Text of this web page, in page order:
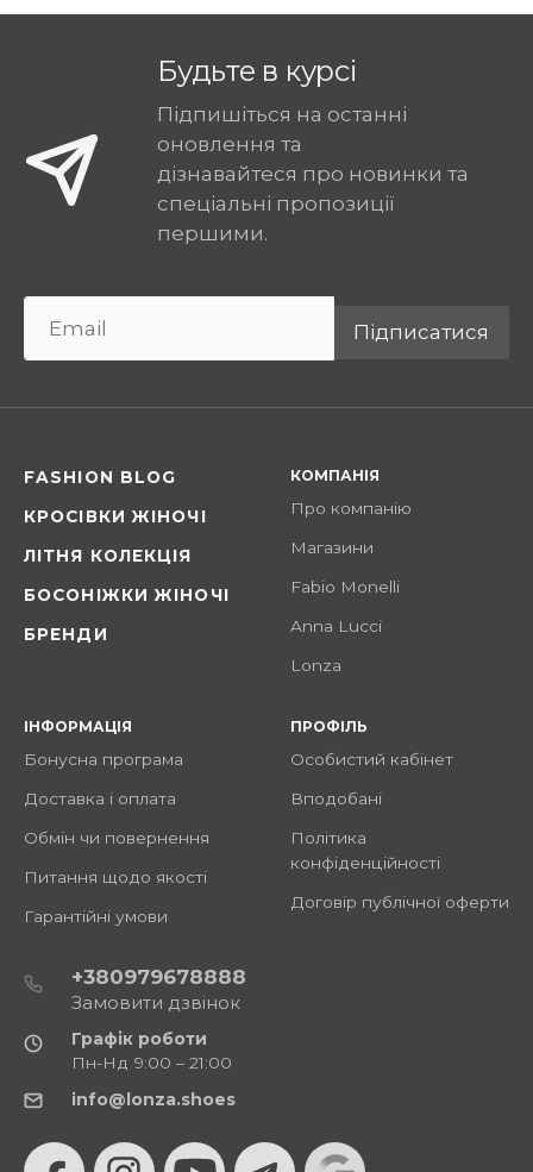
Будьте в курсі
Підпишіться на останні
оновлення та
дізнавайтеся про новинки та
спеціальні пропозиції
першими.
Підписатися
FASHION BLOG
КРОСІВКИ ЖІНОЧІ
ЛІТНЯ КОЛЕКЦІЯ
БОСОНІЖКИ ЖІНОЧІ
БРЕНДИ
КОМПАНІЯ
Про компанію
Магазини
Fabio Monelli
Anna Lucci
Lonza
ІНФОРМАЦІЯ
Бонусна програма
Доставка і оплата
Обмін чи повернення
Питання щодо якості
Гарантійні умови
ПРОФІЛЬ
Особистий кабінет
Вподобані
Політика
конфіденційності
Договір публічної оферти
+380979678888
Замовити дзвінок
Графік роботи
Пн-Нд 9:00 – 21:00
info@lonza.shoes